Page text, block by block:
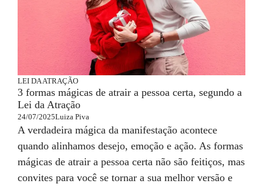
LEI DA ATRAÇÃO
3 formas mágicas de atrair a pessoa certa, segundo a
Lei da Atração
24/07/2025Luiza Piva
A verdadeira mágica da manifestação acontece
quando alinhamos desejo, emoção e ação. As formas
mágicas de atrair a pessoa certa não são feitiços, mas
convites para você se tornar a sua melhor versão e